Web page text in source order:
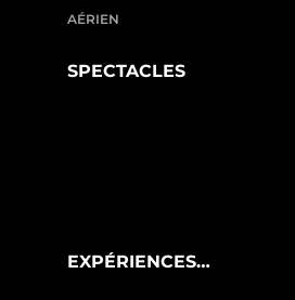
AÉRIEN
SPECTACLES
EXPÉRIENCES